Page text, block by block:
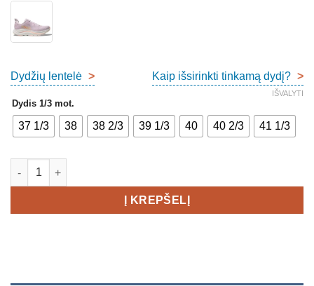
Dydžių lentelė > Kaip išsirinkti tinkamą dydį? >
Dydis 1/3 mot.
37 1/3 38 38 2/3 39 1/3 40 40 2/3 41 1/3
IŠVALYTI
produkto kiekis: Hoka Clifton 10 WIDE Women's
Į KREPŠELĮ